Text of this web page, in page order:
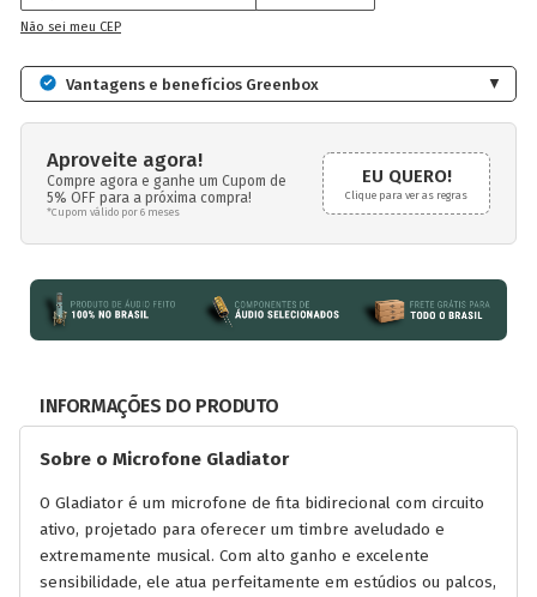
Não sei meu CEP
Vantagens e benefícios Greenbox ▼
Aproveite agora!
Compre agora e ganhe um Cupom de
5% OFF para a próxima compra!
*Cupom válido por 6 meses
EU QUERO!
Clique para ver as regras
INFORMAÇÕES DO PRODUTO
Sobre o Microfone Gladiator
O Gladiator é um microfone de fita bidirecional com circuito
ativo, projetado para oferecer um timbre aveludado e
extremamente musical. Com alto ganho e excelente
sensibilidade, ele atua perfeitamente em estúdios ou palcos,